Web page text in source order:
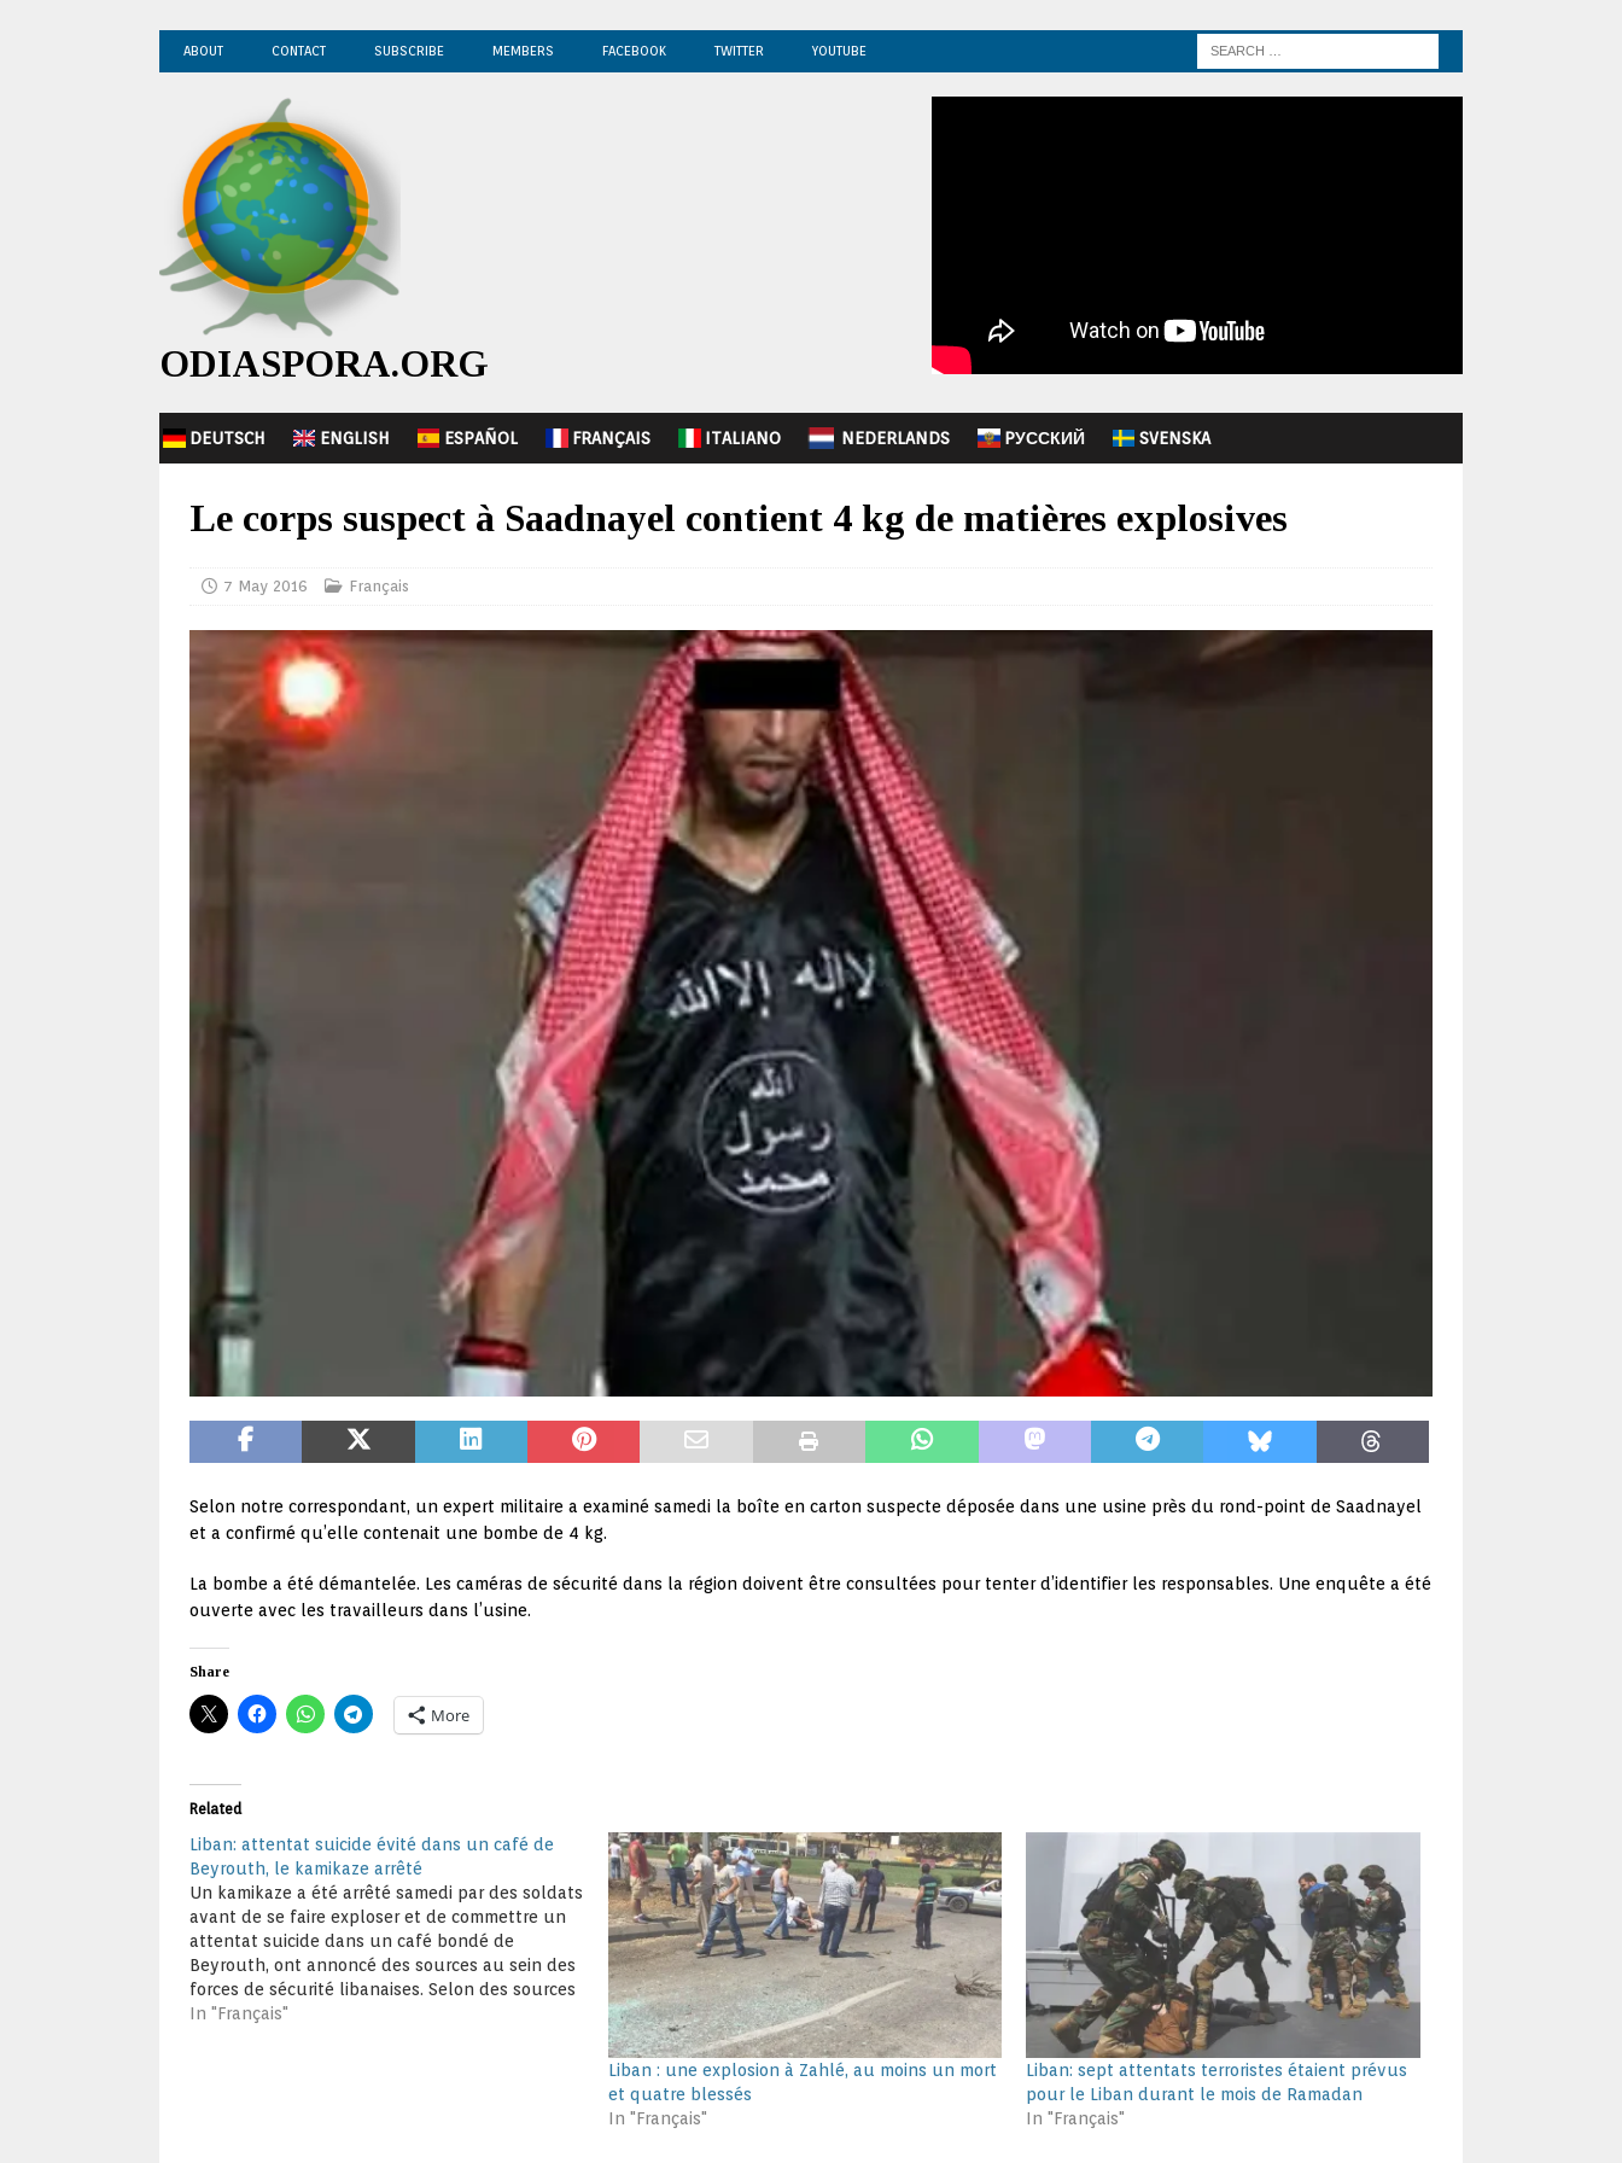
ABOUT CONTACT SUBSCRIBE MEMBERS FACEBOOK TWITTER YOUTUBE
ODIASPORA.ORG
DEUTSCH ENGLISH ESPAÑOL FRANÇAIS ITALIANO NEDERLANDS PУССКИЙ SVENSKA
Le corps suspect à Saadnayel contient 4 kg de matières explosives
7 May 2016 Français
Selon notre correspondant, un expert militaire a examiné samedi la boîte en carton suspecte déposée dans une usine près du rond-point de Saadnayel
et a confirmé qu’elle contenait une bombe de 4 kg.
La bombe a été démantelée. Les caméras de sécurité dans la région doivent être consultées pour tenter d’identifier les responsables. Une enquête a été
ouverte avec les travailleurs dans l’usine.
Share
More
Related
Liban: attentat suicide évité dans un café de
Beyrouth, le kamikaze arrêté
Un kamikaze a été arrêté samedi par des soldats
avant de se faire exploser et de commettre un
attentat suicide dans un café bondé de
Beyrouth, ont annoncé des sources au sein des
forces de sécurité libanaises. Selon des sources
citées par AlManar, le Kamikaze, de nationalité
In "Français"
Liban : une explosion à Zahlé, au moins un mort
et quatre blessés
In "Français"
Liban: sept attentats terroristes étaient prévus
pour le Liban durant le mois de Ramadan
In "Français"